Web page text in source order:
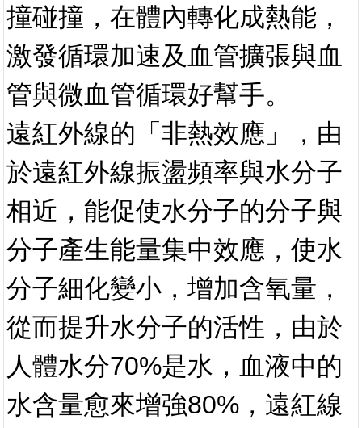
撞碰撞，在體內轉化成熱能，
激發循環加速及血管擴張與血
管與微血管循環好幫手。
遠紅外線的「非熱效應」，由
於遠紅外線振盪頻率與水分子
相近，能促使水分子的分子與
分子產生能量集中效應，使水
分子細化變小，增加含氧量，
從而提升水分子的活性，由於
人體水分70%是水，血液中的
水含量愈來增強80%，遠紅線